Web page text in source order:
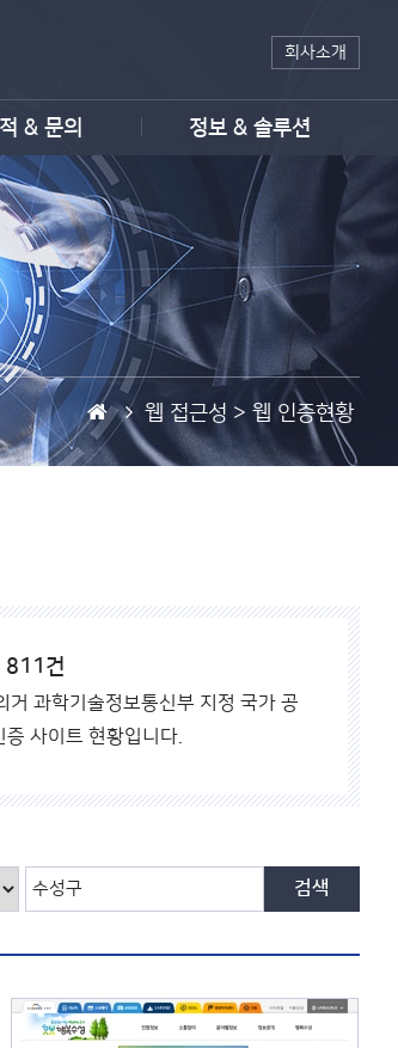
회사소개
& 문의 정보 & 솔루션
홈
가
웹 접근성 > 웹 인증현황
811건
거 과학기술정보통신부 지정 국가 공
사이트 현황입니다.